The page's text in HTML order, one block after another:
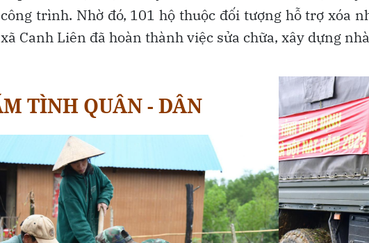
công trình. Nhờ đó, 101 hộ thuộc đối tượng hỗ trợ xóa
xã Canh Liên đã hoàn thành việc sửa chữa, xây dựng